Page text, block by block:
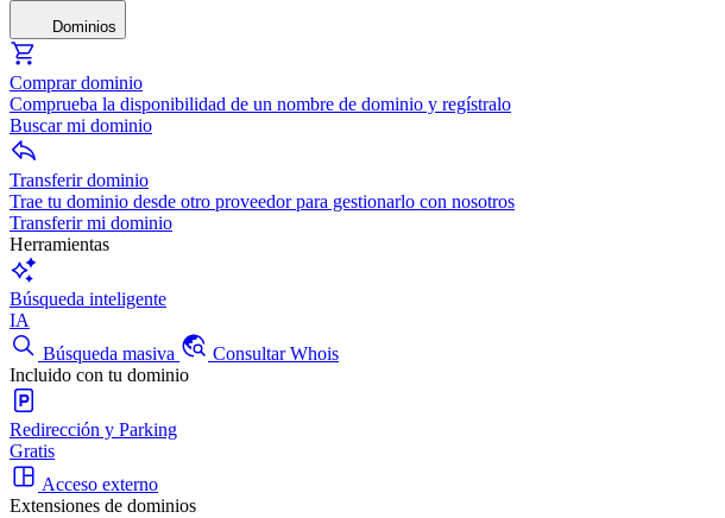
Dominios
Comprar dominio
Comprueba la disponibilidad de un nombre de dominio y regístralo
Buscar mi dominio
Transferir dominio
Trae tu dominio desde otro proveedor para gestionarlo con nosotros
Transferir mi dominio
Herramientas
Búsqueda inteligente
IA
Búsqueda masiva
Consultar Whois
Incluido con tu dominio
Redirección y Parking
Gratis
Acceso externo
Extensiones de dominios